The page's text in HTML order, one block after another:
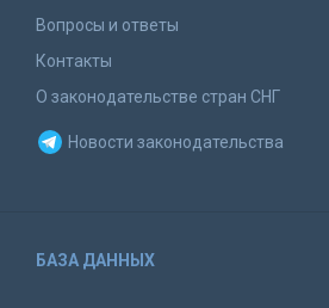
Вопросы и ответы
Контакты
О законодательстве стран СНГ
Новости законодательства
БАЗА ДАННЫХ